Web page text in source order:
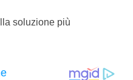
soluzione più